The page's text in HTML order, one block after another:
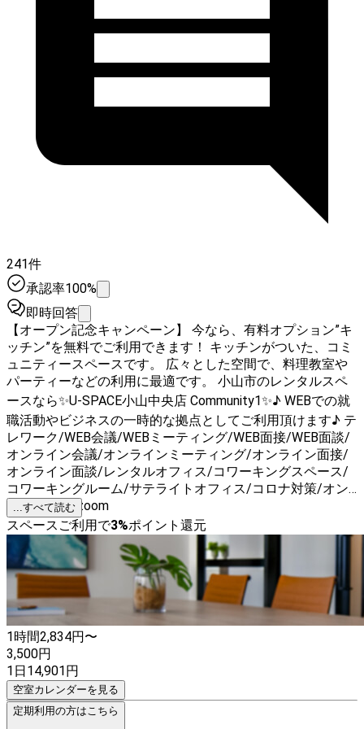
241件
承認率100%
即時回答
【オープン記念キャンペーン】 今なら、有料オプション”キ
ッチン”を無料でご利用できます！ キッチンがついた、コミ
ュニティースペースです。 広々とした空間で、料理教室や
パーティーなどの利用に最適です。 小山市のレンタルスペ
ースなら✨U-SPACE小山中央店 Community1✨♪ WEBでの就
職活動やビジネスの一時的な拠点としてご利用頂けます♪ テ
レワーク/WEB会議/WEBミーティング/WEB面接/WEB面談/
オンライン会議/オンラインミーティング/オンライン面接/
オンライン面談/レンタルオフィス/コワーキングスペース/
コワーキングルーム/サテライトオフィス/コロナ対策/オン
ライン授業/zoom
...すべて読む
スペースご利用で3%ポイント還元
1時間2,834円〜
3,500円
1日14,901円
空室カレンダーを見る
定期利用の方はこちら